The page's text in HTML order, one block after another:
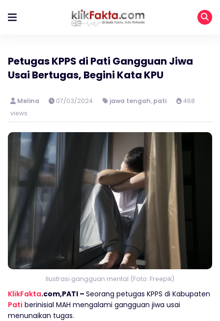
Petugas KPPS di Pati Gangguan Jiwa
Usai Bertugas, Begini Kata KPU
Melina 07/03/2024 jawa tengah, pati
468
views
Ilustrasi gangguan mental (Foto: Freepik)
KlikFakta.com,PATI – Seorang petugas KPPS di Kabupaten
Pati berinisial MAH mengalami gangguan jiwa usai
menunaikan tugas.